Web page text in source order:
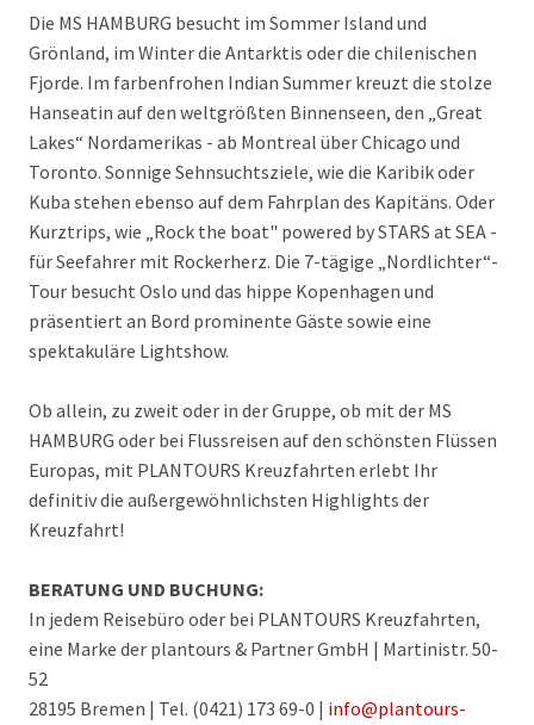
Die MS HAMBURG besucht im Sommer Island und
Grönland, im Winter die Antarktis oder die chilenischen
Fjorde. Im farbenfrohen Indian Summer kreuzt die stolze
Hanseatin auf den weltgrößten Binnenseen, den „Great
Lakes“ Nordamerikas - ab Montreal über Chicago und
Toronto. Sonnige Sehnsuchtsziele, wie die Karibik oder
Kuba stehen ebenso auf dem Fahrplan des Kapitäns. Oder
Kurztrips, wie „Rock the boat" powered by STARS at SEA -
für Seefahrer mit Rockerherz. Die 7-tägige „Nordlichter“-
Tour besucht Oslo und das hippe Kopenhagen und
präsentiert an Bord prominente Gäste sowie eine
spektakuläre Lightshow.
Ob allein, zu zweit oder in der Gruppe, ob mit der MS
HAMBURG oder bei Flussreisen auf den schönsten Flüssen
Europas, mit PLANTOURS Kreuzfahrten erlebt Ihr
definitiv die außergewöhnlichsten Highlights der
Kreuzfahrt!
BERATUNG UND BUCHUNG:
In jedem Reisebüro oder bei PLANTOURS Kreuzfahrten,
eine Marke der plantours & Partner GmbH | Martinistr. 50-
52
28195 Bremen | Tel. (0421) 173 69-0 | info@plantours-